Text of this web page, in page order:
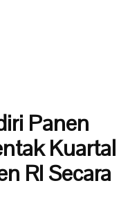
Panen
Kuartal
RI Secara